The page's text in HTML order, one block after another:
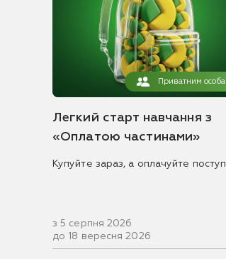
Приватним
Легкий старт навчання з
«Оплатою частинами»
Купуйте зараз, а оплачуйте
з 5 серпня 2026
до 18 вересня 2026